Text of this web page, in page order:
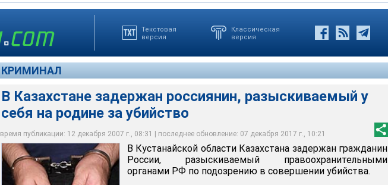
Текстовая
версия
Классическая
версия
КРИМИНАЛ
В Казахстане задержан россиянин, разыскиваемый у
себя на родине за убийство
время публикации: 12 декабря 2007 г., 08:31 | последнее обновление: 07 декабря 2017 г., 10:21
В Казахстане задержан россиянин, разыскиваемый у себя на родине за убийство
Фото NEWSru.com
В Кустанайской области Казахстана задержан гражданин
России, разыскиваемый правоохранительными
органами РФ по подозрению в совершении убийства.